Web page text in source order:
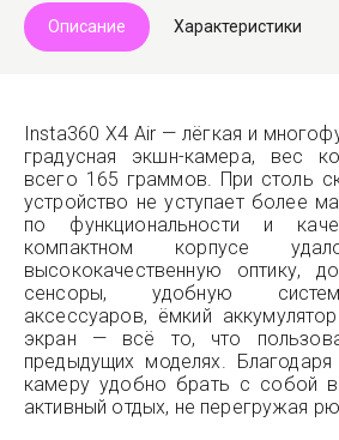
Описание Характеристики
Insta360 X4 Air — лёгкая и
градусная экшн-камера, вес
всего 165 граммов. При столь
устройство не уступает более
по функциональности и
компактном корпусе
высококачественную оптику,
сенсоры, удобную
аксессуаров, ёмкий
экран — всё то, что
предыдущих моделях.
камеру удобно брать с собой
активный отдых, не перегружая